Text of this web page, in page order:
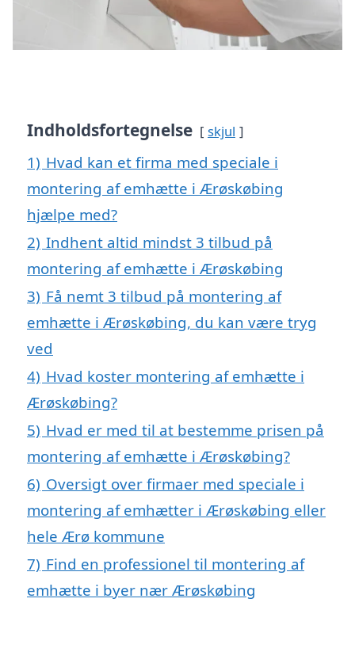
Indholdsfortegnelse skjul
1) Hvad kan et firma med speciale i
montering af emhætte i Ærøskøbing
hjælpe med?
2) Indhent altid mindst 3 tilbud på
montering af emhætte i Ærøskøbing
3) Få nemt 3 tilbud på montering af
emhætte i Ærøskøbing, du kan være tryg
ved
4) Hvad koster montering af emhætte i
Ærøskøbing?
5) Hvad er med til at bestemme prisen på
montering af emhætte i Ærøskøbing?
6) Oversigt over firmaer med speciale i
montering af emhætter i Ærøskøbing eller
hele Ærø kommune
7) Find en professionel til montering af
emhætte i byer nær Ærøskøbing